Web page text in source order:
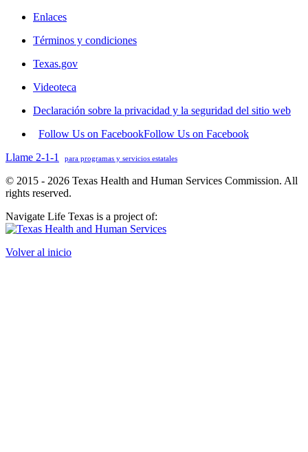
Enlaces
Términos y condiciones
Texas.gov
Videoteca
Declaración sobre la privacidad y la seguridad del sitio web
Follow Us on FacebookFollow Us on Facebook
Llame 2-1-1
para programas y servicios estatales
© 2015 - 2026 Texas Health and Human Services Commission. All
rights reserved.
Navigate Life Texas is a project of:
Volver al inicio